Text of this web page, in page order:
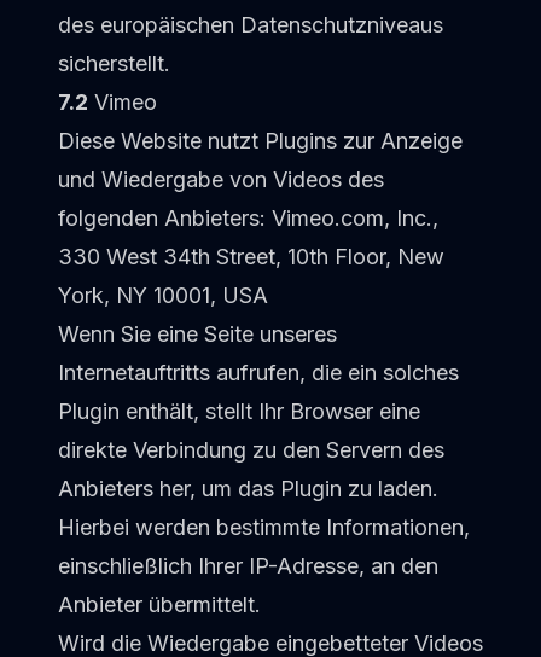
des europäischen Datenschutzniveaus
sicherstellt.
7.2 Vimeo
Diese Website nutzt Plugins zur Anzeige
und Wiedergabe von Videos des
folgenden Anbieters: Vimeo.com, Inc.,
330 West 34th Street, 10th Floor, New
York, NY 10001, USA
Wenn Sie eine Seite unseres
Internetauftritts aufrufen, die ein solches
Plugin enthält, stellt Ihr Browser eine
direkte Verbindung zu den Servern des
Anbieters her, um das Plugin zu laden.
Hierbei werden bestimmte Informationen,
einschließlich Ihrer IP-Adresse, an den
Anbieter übermittelt.
Wird die Wiedergabe eingebetteter Videos